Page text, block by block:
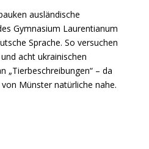
ausländische
Gymnasium Laurentianum
Sprache. So versuchen
acht ukrainischen
„Tierbeschreibungen“ – da
Münster natürliche nahe.